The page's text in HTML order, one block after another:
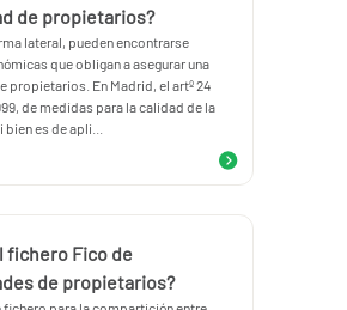
de propietarios?
lateral, pueden encontrarse
que obligan a asegurar una
propietarios. En Madrid, el artº 24
de medidas para la calidad de la
es de apli...
fichero Fico de
de propietarios?